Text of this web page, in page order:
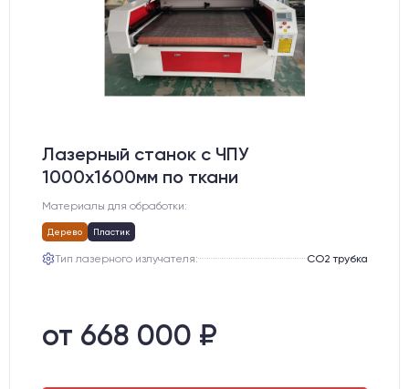
Лазерный станок c ЧПУ
1000х1600мм по ткани
Материалы для обработки:
Дерево Пластик
Тип лазерного излучателя: СО2 трубка
от 668 000 ₽